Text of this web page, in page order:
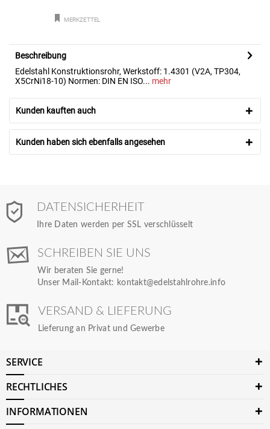
MERKZETTEL
Beschreibung
Edelstahl Konstruktionsrohr, Werkstoff: 1.4301 (V2A, TP304,
X5CrNi18-10) Normen: DIN EN ISO... mehr
Kunden kauften auch
Kunden haben sich ebenfalls angesehen
DATENSICHERHEIT
Ihre Daten werden per SSL verschlüsselt
SCHREIBEN SIE UNS
Wir beraten Sie gerne!
Unser Mail-Kontakt: kontakt@edelstahlrohre.info
VERSAND & LIEFERUNG
Lieferung an Privat und Gewerbe
SERVICE
RECHTLICHES
INFORMATIONEN